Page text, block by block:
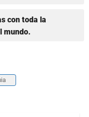
con toda la
mundo.